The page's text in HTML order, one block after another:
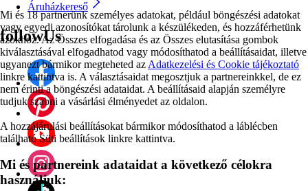
Mi és 18 partnerünk személyes adatokat, például böngészési adatokat
vagy egyedi azonosítókat tárolunk a készülékeden, és hozzáférhetünk
azokhoz. Az Összes elfogadása és az Összes elutasítása gombok
kiválasztásával elfogadhatod vagy módosíthatod a beállításaidat, illetve
ugyanezt bármikor megteheted az Adatkezelési és Cookie tájékoztató
linkre kattintva is. A választásaidat megosztjuk a partnereinkkel, de ez
nem érinti a böngészési adataidat. A beállításaid alapján személyre
tudjuk szabni a vásárlási élményedet az oldalon.
A hozzájárulási beállításokat bármikor módosíthatod a láblécben
található Süti beállítások linkre kattintva.
Mi és partnereink adataidat a következő célokra
használjuk:
Áruházkereső
followUs